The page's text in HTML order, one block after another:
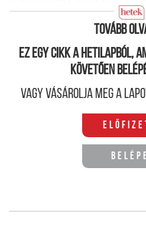
Tovább
Ez egy cikk a hetilapból,
követően
Vagy vásárolja meg a